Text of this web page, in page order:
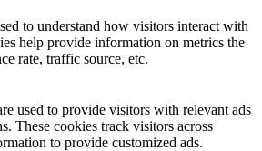
to understand how visitors interact with
help provide information on metrics the
rate, traffic source, etc.
used to provide visitors with relevant ads
These cookies track visitors across
to provide customized ads.